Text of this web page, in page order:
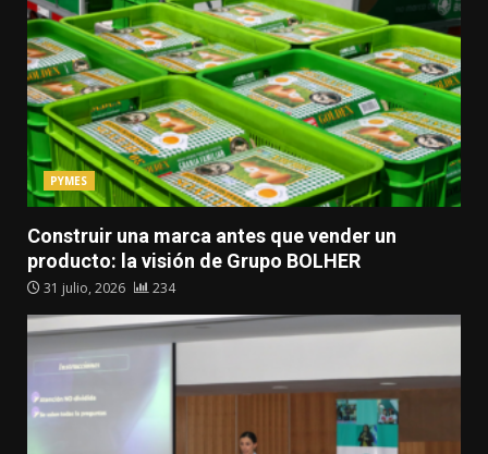
PYMES
Construir una marca antes que vender un
producto: la visión de Grupo BOLHER
31 julio, 2026 234